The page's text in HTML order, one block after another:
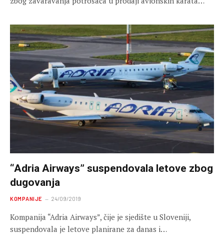
“Adria Airways” suspendovala letove zbog
dugovanja
KOMPANIJE 24/09/2019
Kompanija “Adria Airways”, čije je sjedište u Sloveniji,
suspendovala je letove planirane za danas i…